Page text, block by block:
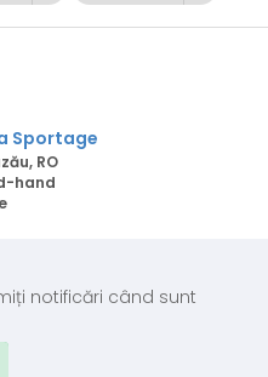
Sportage
RO
hand
notificări când sunt